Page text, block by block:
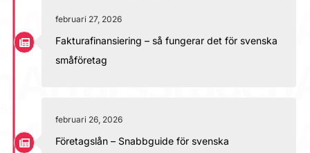
februari 27, 2026
Fakturafinansiering – så fungerar det för svenska
småföretag
februari 26, 2026
Företagslån – Snabbguide för svenska